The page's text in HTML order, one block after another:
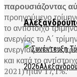
παρουσιάζοντας
προηγούμενο
το αντίστοιχο
ανεργίας το Α΄
ανεργίας κατά το
και κατά το
2021) ήταν 17,1%.